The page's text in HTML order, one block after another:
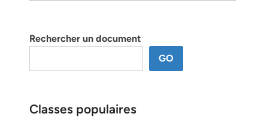
Rechercher un document
GO
Classes populaires